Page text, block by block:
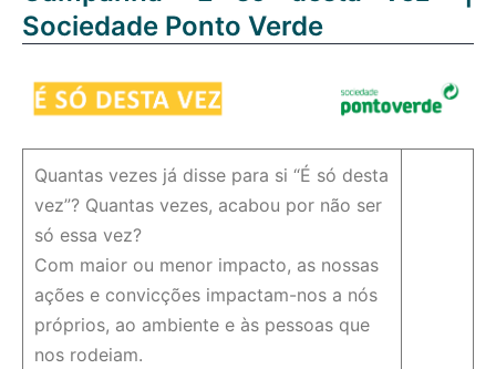
Sociedade Ponto Verde
Quantas vezes já disse para si “É só desta
vez”? Quantas vezes, acabou por não ser
só essa vez?
Com maior ou menor impacto, as nossas
ações e convicções impactam-nos a nós
próprios, ao ambiente e às pessoas que
nos rodeiam.